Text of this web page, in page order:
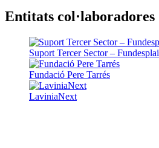
Entitats col·laboradores
Suport Tercer Sector – Fundesplai
Fundació Pere Tarrés
LaviniaNext